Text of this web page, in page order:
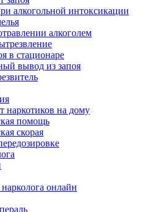
алкогольной интоксикации
алкоголем
в стационаре
вывод из запоя
наркотиков на дому
помощь
скорая
онлайн